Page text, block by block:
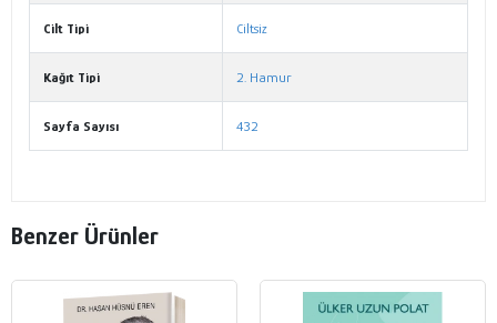
Cilt Tipi Ciltsiz
Kağıt Tipi 2. Hamur
Sayfa Sayısı 432
Benzer Ürünler